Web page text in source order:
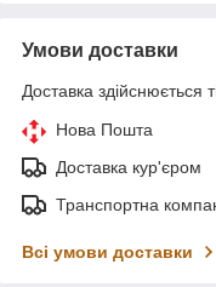
Умови доставки
Доставка здійснюється
Нова Пошта
Доставка кур'єром
Транспортна
Всі умови доставки